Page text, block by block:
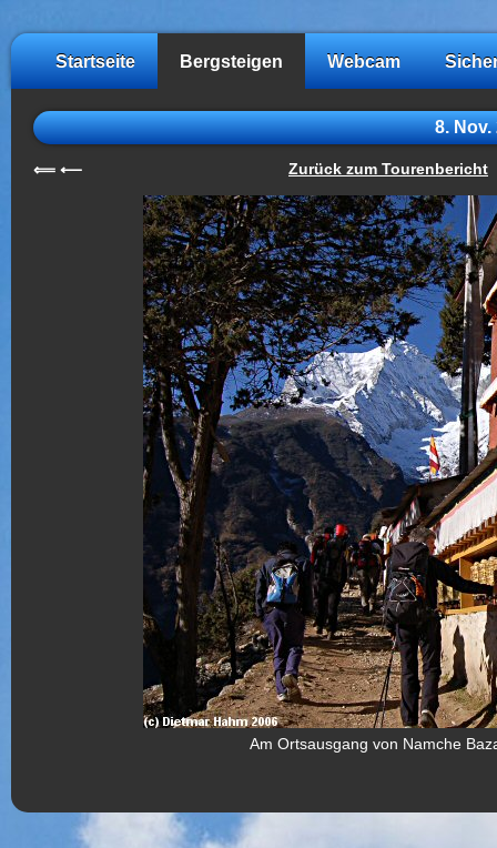
Startseite Bergsteigen Webcam
8. Nov.
⟸ ⟵ Zurück zum Tourenbericht
Am Ortsausgang von Namche